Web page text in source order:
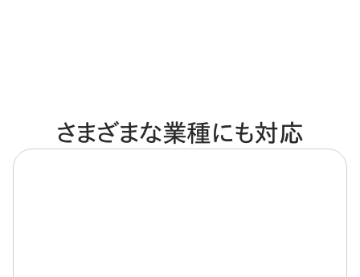
さまざまな業種にも対応